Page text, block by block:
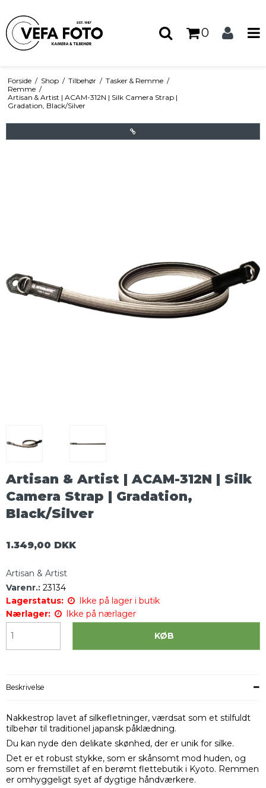
0
Forside / Shop / Tilbehør / Tasker & Remme /
Remme /
Artisan & Artist | ACAM-312N | Silk Camera Strap |
Gradation, Black/Silver
Artisan & Artist | ACAM-312N | Silk
Camera Strap | Gradation,
Black/Silver
1.349,00 DKK
Artisan & Artist
Varenr.: 23134
Lagerstatus:
Ikke på lager i butik
Nærlager:
Ikke på nærlager
KØB
Beskrivelse
Nakkestrop lavet af silkefletninger, værdsat som et stilfuldt
tilbehør til traditionel japansk påklædning.
Du kan nyde den delikate skønhed, der er unik for silke.
Det er et robust stykke, som er skånsomt mod huden, og
som er fremstillet af en berømt flettebutik i Kyoto. Remmen
er omhyggeligt syet af dygtige håndværkere.